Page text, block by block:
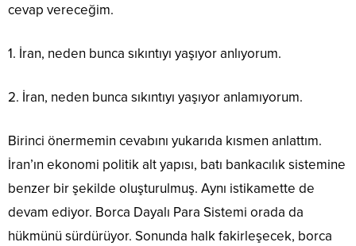
cevap vereceğim.
1. İran, neden bunca sıkıntıyı yaşıyor anlıyorum.
2. İran, neden bunca sıkıntıyı yaşıyor anlamıyorum.
Birinci önermemin cevabını yukarıda kısmen anlattım.
İran’ın ekonomi politik alt yapısı, batı bankacılık sistemine
benzer bir şekilde oluşturulmuş. Aynı istikamette de
devam ediyor. Borca Dayalı Para Sistemi orada da
hükmünü sürdürüyor. Sonunda halk fakirleşecek, borca